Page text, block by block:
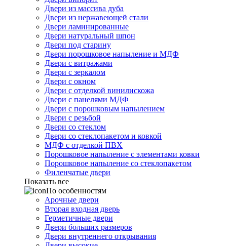
Двери из массива дуба
Двери из нержавеющей стали
Двери ламинированные
Двери натуральный шпон
Двери под старину
Двери порошковое напыление и МДФ
Двери с витражами
Двери с зеркалом
Двери с окном
Двери с отделкой винилискожа
Двери с панелями МДФ
Двери с порошковым напылением
Двери с резьбой
Двери со стеклом
Двери со стеклопакетом и ковкой
МДФ с отделкой ПВХ
Порошковое напыление с элементами ковки
Порошковое напыление со стеклопакетом
Филенчатые двери
Показать все
По особенностям
Арочные двери
Вторая входная дверь
Герметичные двери
Двери больших размеров
Двери внутреннего открывания